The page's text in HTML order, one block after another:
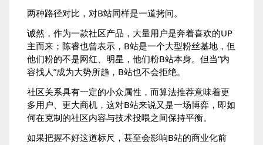
两种路径对比，对B站同样是一道拷问。
诚然，作为一款社区产品，大量用户是奔着喜欢的UP
主而来；陈睿也曾表示，B站是一个大型粉丝基地，但
他们粉的不是网红、明星，他们粉B站本身。但当“内
容找人”成为大势所趋，B站也不会拒绝。
社区关系具有一定的小众属性，而算法推荐意味着更
多用户、更大商机，这对B站来说又是一场博弈，即如
何在克制的社区内容与技术投喂之间保持平衡。
如果把握不好这道标尺，甚至会影响B站的商业化前